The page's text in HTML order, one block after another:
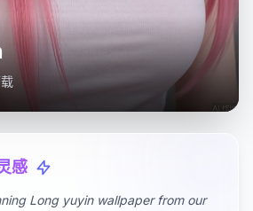
感
Long yuyin wallpaper from our